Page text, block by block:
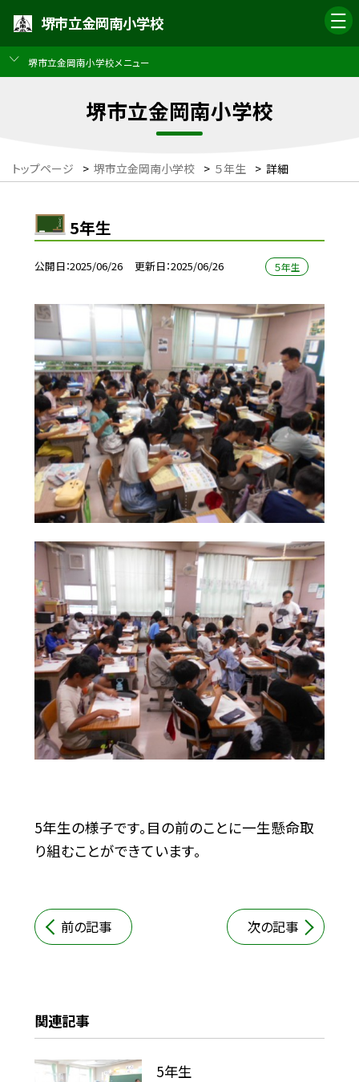
堺市立金岡南小学校
堺市立金岡南小学校メニュー
堺市立金岡南小学校
トップページ > 堺市立金岡南小学校 > ５年生 > 詳細
5年生
公開日 2025/06/26 更新日 2025/06/26 ５年生
5年生の様子です。目の前のことに一生懸命取
り組むことができています。
前の記事 次の記事
関連記事
5年生